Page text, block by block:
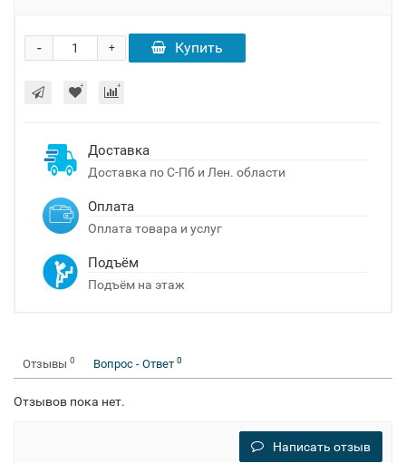
+
- Купить
Доставка
Доставка по С-Пб и Лен. области
Оплата
Оплата товара и услуг
Подъём
Подъём на этаж
Отзывы 0 Вопрос - Ответ 0
Отзывов пока нет.
Написать отзыв